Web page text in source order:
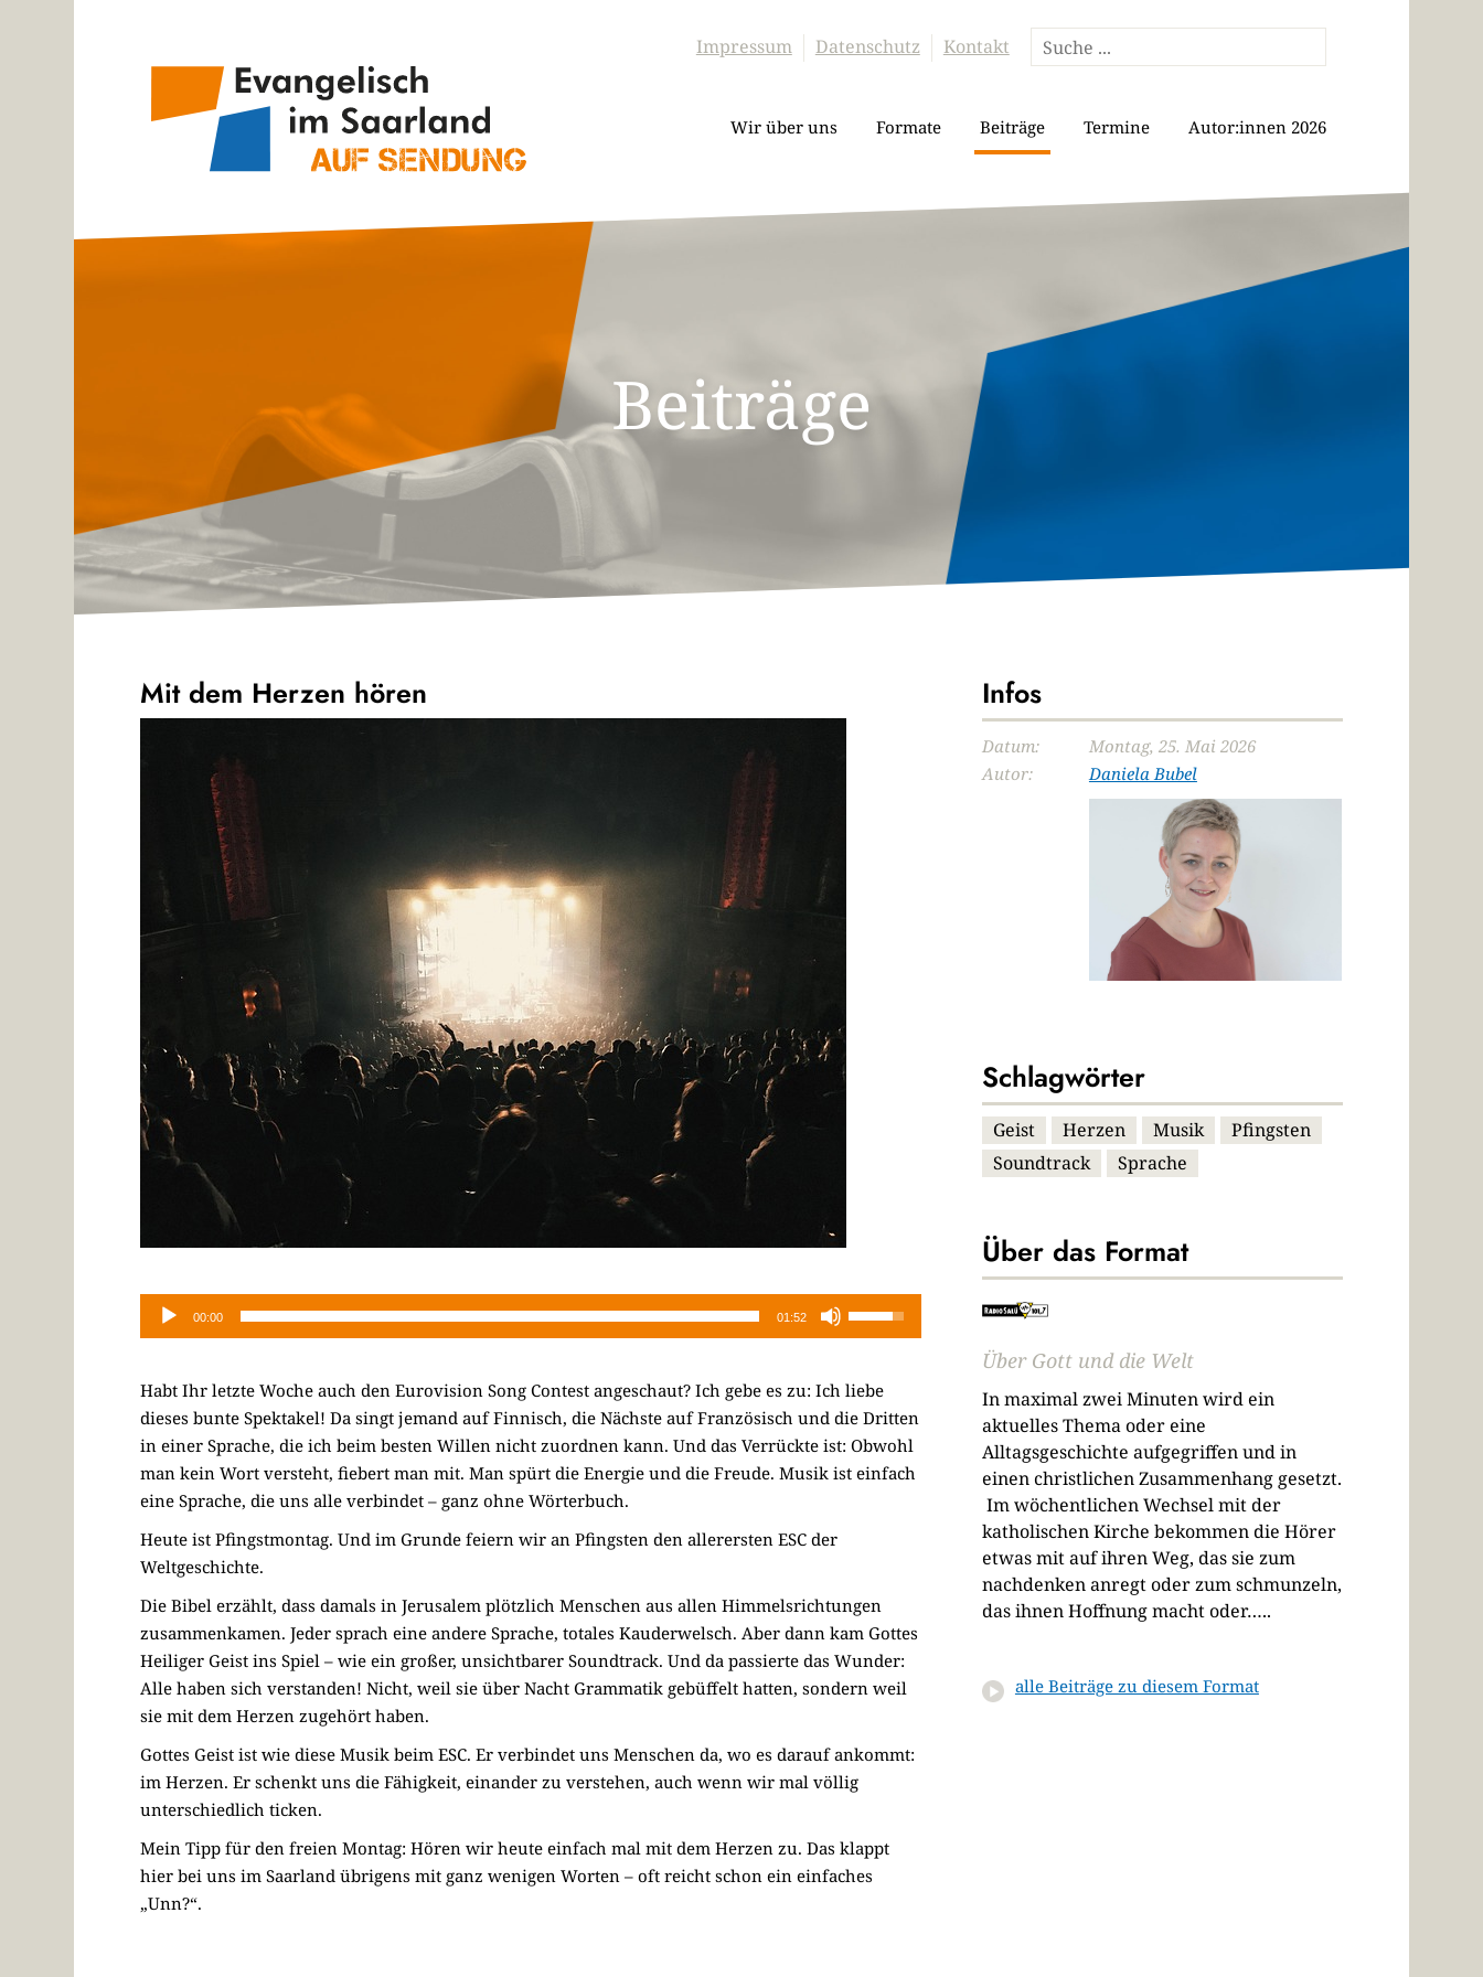
Impressum Datenschutz Kontakt
Wir über uns Formate Beiträge Termine Autor:innen 2026
Beiträge
Mit dem Herzen hören
00:00 01:52
Hoch/Runter
um
die
Lautstärke
zu
Habt Ihr letzte Woche auch den Eurovision Song Contest angeschaut? Ich gebe es zu: Ich liebe
dieses bunte Spektakel! Da singt jemand auf Finnisch, die Nächste auf Französisch und die Dritten
in einer Sprache, die ich beim besten Willen nicht zuordnen kann. Und das Verrückte ist: Obwohl
man kein Wort versteht, fiebert man mit. Man spürt die Energie und die Freude. Musik ist einfach
eine Sprache, die uns alle verbindet – ganz ohne Wörterbuch.
Heute ist Pfingstmontag. Und im Grunde feiern wir an Pfingsten den allerersten ESC der
Weltgeschichte.
Die Bibel erzählt, dass damals in Jerusalem plötzlich Menschen aus allen Himmelsrichtungen
zusammenkamen. Jeder sprach eine andere Sprache, totales Kauderwelsch. Aber dann kam Gottes
Heiliger Geist ins Spiel – wie ein großer, unsichtbarer Soundtrack. Und da passierte das Wunder:
Alle haben sich verstanden! Nicht, weil sie über Nacht Grammatik gebüffelt hatten, sondern weil
sie mit dem Herzen zugehört haben.
Gottes Geist ist wie diese Musik beim ESC. Er verbindet uns Menschen da, wo es darauf ankommt:
im Herzen. Er schenkt uns die Fähigkeit, einander zu verstehen, auch wenn wir mal völlig
unterschiedlich ticken.
Mein Tipp für den freien Montag: Hören wir heute einfach mal mit dem Herzen zu. Das klappt
hier bei uns im Saarland übrigens mit ganz wenigen Worten – oft reicht schon ein einfaches
„Unn?“.
Infos
Datum:
Montag, 25. Mai 2026
Autor:
Daniela Bubel
Schlagwörter
Geist Herzen Musik
Pfingsten
Soundtrack
Sprache
Über das Format
Über Gott und die Welt
In maximal zwei Minuten wird ein
aktuelles Thema oder eine
Alltagsgeschichte aufgegriffen und in
einen christlichen Zusammenhang gesetzt.
Im wöchentlichen Wechsel mit der
katholischen Kirche bekommen die Hörer
etwas mit auf ihren Weg, das sie zum
nachdenken anregt oder zum schmunzeln,
das ihnen Hoffnung macht oder…..
alle Beiträge zu diesem Format